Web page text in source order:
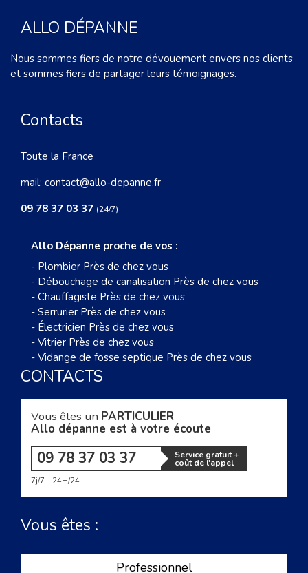
ALLO DÉPANNE
Nous sommes fiers de notre dévouement envers nos clients
et sommes fiers de partager leurs témoignages.
Contacts
Toute la France
mail: contact@allo-depanne.fr
09 78 37 03 37 (24/7)
Allo Dépanne proche de vos :
- Plombier Près de chez vous
- Débouchage de canalisation Près de chez vous
- Chauffagiste Près de chez vous
- Serrurier Près de chez vous
- Électricien Près de chez vous
- Vitrier Près de chez vous
- Vidange de fosse septique Près de chez vous
CONTACTS
Vous êtes un PARTICULIER
Allo dépanne est à votre écoute
09 78 37 03 37 Service gratuit +
coût de l'appel
7j/7 - 24H/24
Vous êtes :
Professionnel